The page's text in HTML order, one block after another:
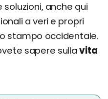
anche qui
a veri e propri
stampo occidentale.
sapere sullavita